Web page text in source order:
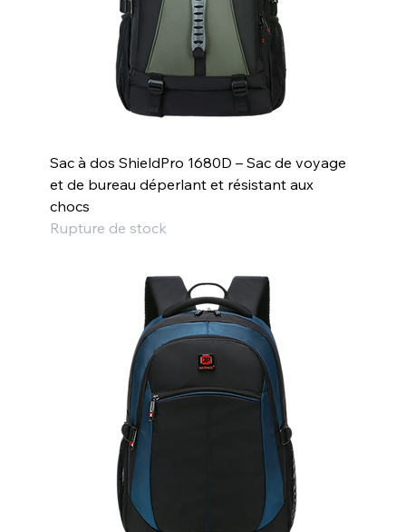
Sac à dos ShieldPro 1680D – Sac de voyage
et de bureau déperlant et résistant aux
chocs
Rupture de stock